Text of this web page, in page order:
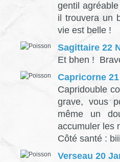
gentil
il trouvera un
vie est belle !
Sagittaire 22
Et bhen !
Capricorne
Capridouble
grave, vous
même un
accumuler les
Côté santé :
Verseau 20